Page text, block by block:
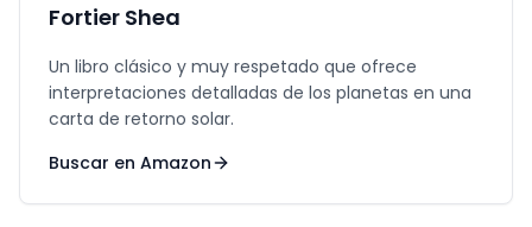
Fortier Shea
Un libro clásico y muy respetado que ofrece
interpretaciones detalladas de los planetas en una
carta de retorno solar.
Buscar en Amazon